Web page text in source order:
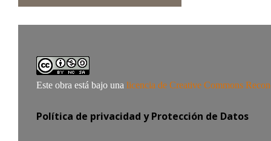
Este obra está bajo una licencia de Creative Commons
Política de privacidad y Protección de Datos